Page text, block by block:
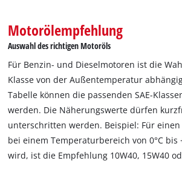
Motorölempfehlung
Auswahl des richtigen Motoröls
Für Benzin- und Dieselmotoren ist die
Klasse von der Außentemperatur
Tabelle können die passenden SAE-
werden. Die Näherungswerte dürfen
unterschritten werden. Beispiel: Für
bei einem Temperaturbereich von 0°C bis
wird, ist die Empfehlung 10W40, 15W40